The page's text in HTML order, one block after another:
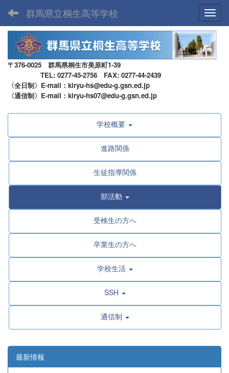
群馬県立桐生高等学校
〒376-0025 群馬県桐生市美原町1-39
TEL: 0277-45-2756 FAX: 0277-44-2439
〈全日制〉E-mail：kiryu-hs@edu-g.gsn.ed.jp
〈通信制〉E-mail：kiryu-hs07@edu-g.gsn.ed.jp
学校概要
進路関係
生徒指導関係
部活動
受検生の方へ
卒業生の方へ
学校生活
SSH
通信制
最新情報